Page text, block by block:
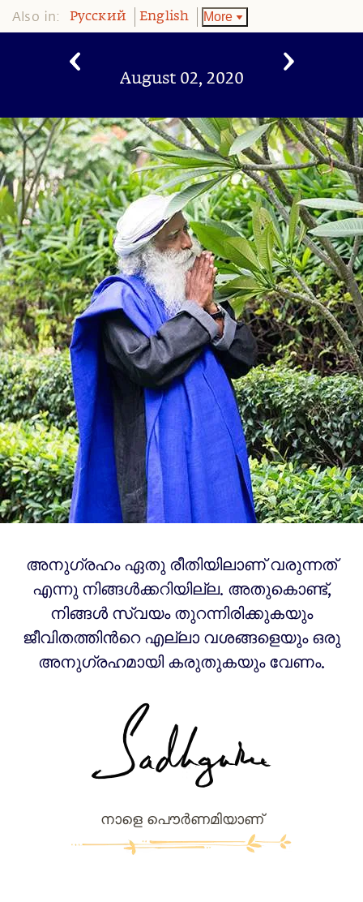
Also in: Pусский English More
August 02, 2020
അനുഗ്രഹം ഏതു രീതിയിലാണ് വരുന്നത്
എന്നു നിങ്ങൾക്കറിയില്ല. അതുകൊണ്ട്,
നിങ്ങൾ സ്വയം തുറന്നിരിക്കുകയും
ജീവിതത്തിന്‍റെ എല്ലാ വശങ്ങളെയും ഒരു
അനുഗ്രഹമായി കരുതുകയും വേണം.
നാളെ പൌര്‍ണമിയാണ്